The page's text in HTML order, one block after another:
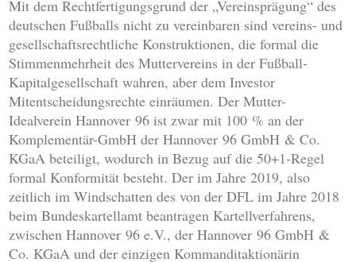
Mit dem Rechtfertigungsgrund der „Vereinsprägung“ des
deutschen Fußballs nicht zu vereinbaren sind vereins- und
gesellschaftsrechtliche Konstruktionen, die formal die
Stimmenmehrheit des Muttervereins in der Fußball-
Kapitalgesellschaft wahren, aber dem Investor
Mitentscheidungsrechte einräumen. Der Mutter-
Idealverein Hannover 96 ist zwar mit 100 % an der
Komplementär-GmbH der Hannover 96 GmbH & Co.
KGaA beteiligt, wodurch in Bezug auf die 50+1-Regel
formal Konformität besteht. Der im Jahre 2019, also
zeitlich im Windschatten des von der DFL im Jahre 2018
beim Bundeskartellamt beantragen Kartellverfahrens,
zwischen Hannover 96 e.V., der Hannover 96 GmbH &
Co. KGaA und der einzigen Kommanditaktionärin